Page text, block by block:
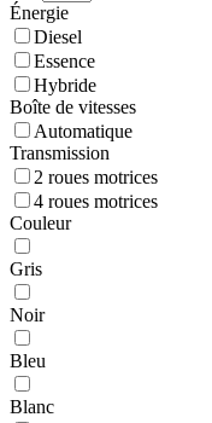
Énergie
Diesel
Essence
Hybride
Boîte de vitesses
Automatique
Transmission
2 roues motrices
4 roues motrices
Couleur
Gris
Noir
Bleu
Blanc